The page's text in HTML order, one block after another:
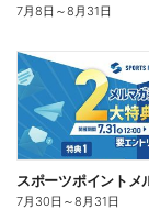
7月8日 ～8月31日
7月30日 ～8月31日